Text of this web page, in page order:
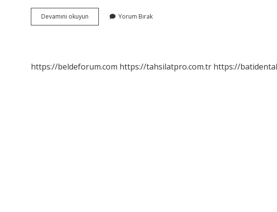
Devamını okuyun Antisemitizm
Nasıl
Yorum Bırak
https://beldeforum.com https://tahsilatpro.com.tr https://